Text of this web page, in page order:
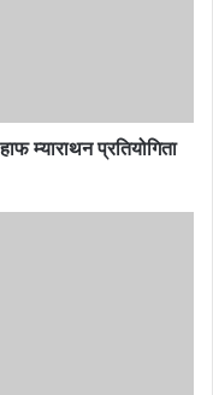
म्याराथन प्रतियोगिता